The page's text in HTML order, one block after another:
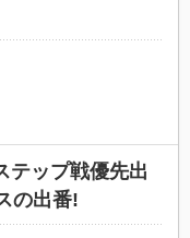
ップ戦優先出
の出番!